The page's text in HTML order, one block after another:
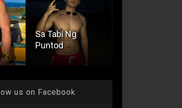
Si Kuya Bortz
us on Facebook